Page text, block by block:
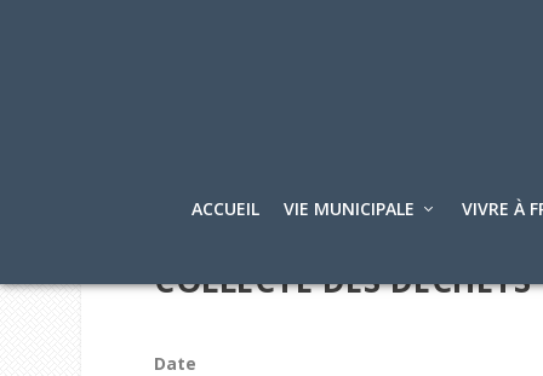
ACCUEIL VIE MUNICIPALE VIVRE À
COLLECTE DES
Date